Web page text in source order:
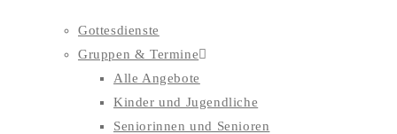
Gottesdienste
Gruppen & Termine
Alle Angebote
Kinder und Jugendliche
Seniorinnen und Senioren